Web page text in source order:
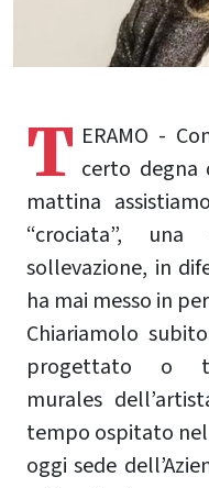
T ERAMO -
certo degna
mattina
“crociata”,
sollevazione, in
ha mai messo in
Chiariamolo
progettato o
murales
tempo ospitato
oggi sede